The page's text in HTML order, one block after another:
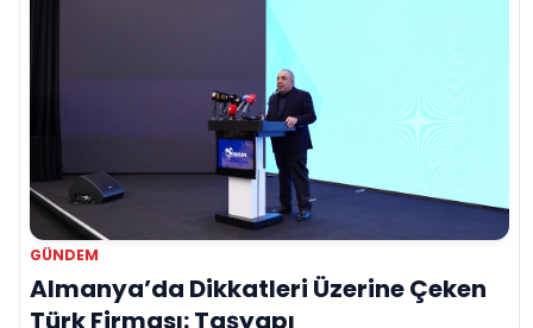
GÜNDEM
Almanya’da Dikkatleri Üzerine Çeken
Türk Firması: Taşyapı